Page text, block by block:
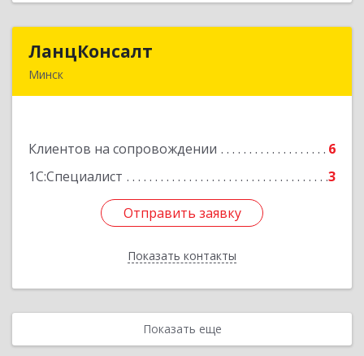
ЛанцКонсалт
Минск
Клиентов на сопровождении
6
1С:Специалист
3
Отправить заявку
Показать контакты
Подробнее
Отправить заявку
Назад
Показать еще